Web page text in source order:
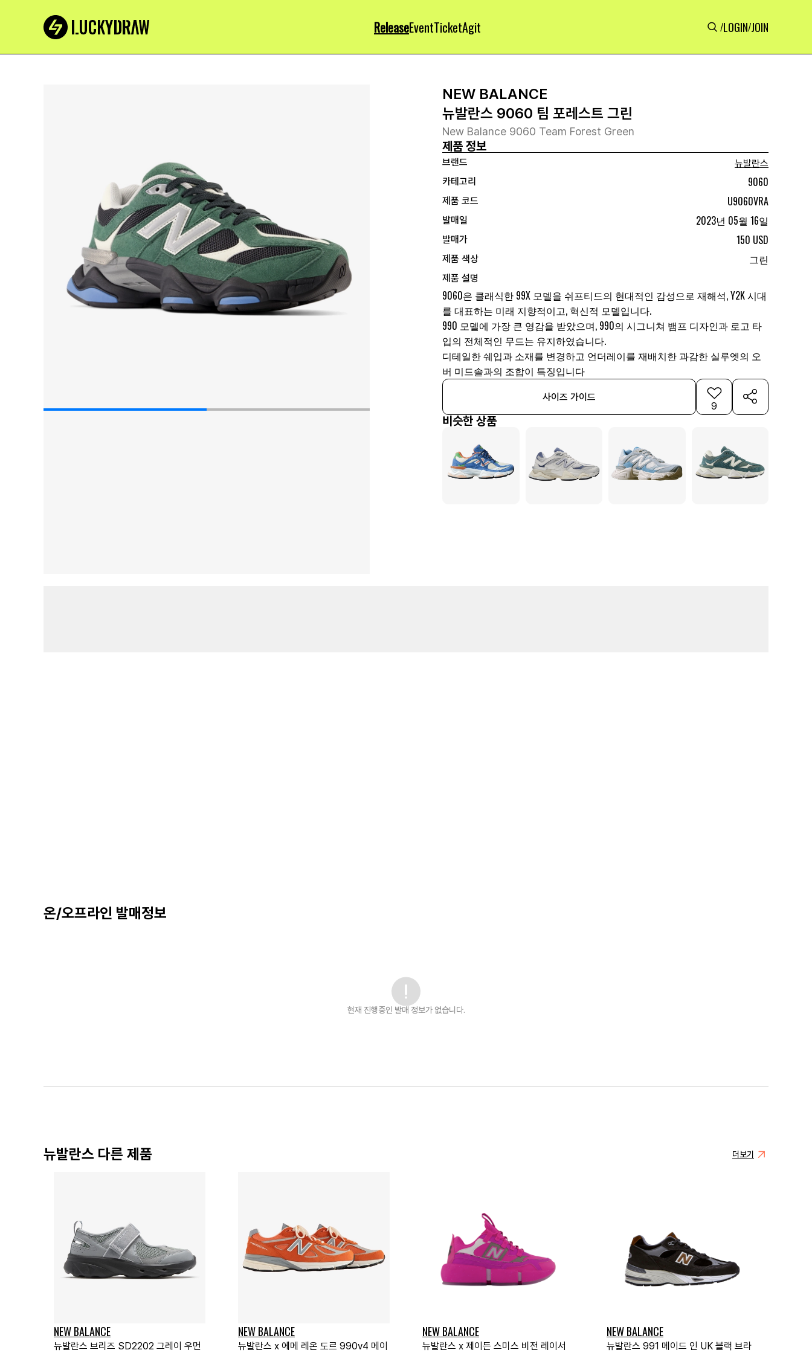
ReleaseEventTicketAgit /LOGIN/JOIN
NEW BALANCE
뉴발란스 9060 팀 포레스트 그린
New Balance 9060 Team Forest Green
제품 정보
브랜드
뉴발란스
카테고리
9060
제품 코드 U9060VRA
발매일 2023년 05월 16일
발매가 150 USD
제품 색상 그린
제품 설명
9060은 클래식한 99X 모델을 쉬프티드의 현대적인 감성으로 재해석, Y2K 시대
를 대표하는 미래 지향적이고, 혁신적 모델입니다.
990 모델에 가장 큰 영감을 받았으며, 990의 시그니쳐 뱀프 디자인과 로고 타
입의 전체적인 무드는 유지하였습니다.
디테일한 쉐입과 소재를 변경하고 언더레이를 재배치한 과감한 실루엣의 오
버 미드솔과의 조합이 특징입니다
사이즈 가이드
9
비슷한 상품
온/오프라인 발매정보
현재 진행중인 발매 정보가 없습니다.
뉴발란스 다른 제품 더보기
NEW BALANCE
뉴발란스 브리즈 SD2202 그레이 우먼
NEW BALANCE
뉴발란스 x 에메 레온 도르 990v4 메이
NEW BALANCE
뉴발란스 x 제이든 스미스 비전 레이서
NEW BALANCE
뉴발란스 991 메이드 인 UK 블랙 브라